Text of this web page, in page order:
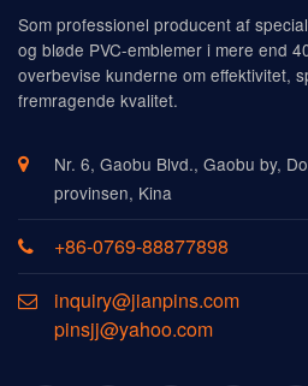
Som professionel producent af
og bløde PVC-emblemer i mere end
overbevise kunderne om effektivitet,
fremragende kvalitet.
Nr. 6, Gaobu Blvd., Gaobu by,
provinsen, Kina
+86-0769-88877898
inquiry@jianpins.com
pinsjj@yahoo.com